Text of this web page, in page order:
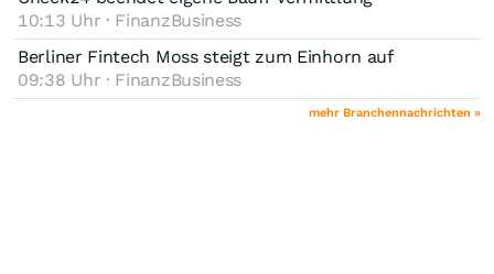
10:13 Uhr · FinanzBusiness
Berliner Fintech Moss steigt zum Einhorn auf
09:38 Uhr · FinanzBusiness
mehr Branchennachrichten »